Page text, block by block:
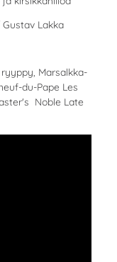
Lakka
Marsalkka-
du-Pape Les
Noble Late